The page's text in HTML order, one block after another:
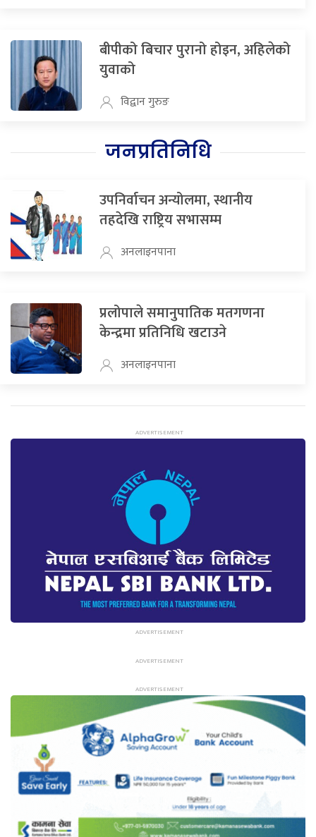
बीपीको बिचार पुरानो होइन, अहिलेको
युवाको
विद्वान गुरुङ
जनप्रतिनिधि
उपनिर्वाचन अन्योलमा, स्थानीय
तहदेखि राष्ट्रिय सभासम्म
अनलाइनपाना
प्रलोपाले समानुपातिक मतगणना
केन्द्रमा प्रतिनिधि खटाउने
अनलाइनपाना